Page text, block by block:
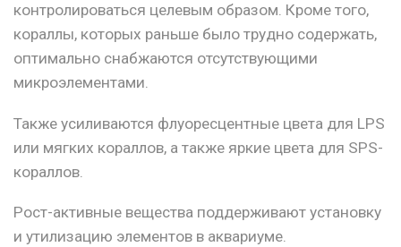
контролироваться целевым образом. Кроме того,
кораллы, которых раньше было трудно содержать,
оптимально снабжаются отсутствующими
микроэлементами.
Также усиливаются флуоресцентные цвета для LPS
или мягких кораллов, а также яркие цвета для SPS-
кораллов.
Рост-активные вещества поддерживают установку
и утилизацию элементов в аквариуме.